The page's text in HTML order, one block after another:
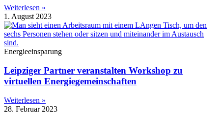
Weiterlesen »
1. August 2023
Energieeinsparung
Leipziger Partner veranstalten Workshop zu
virtuellen Energiegemeinschaften
Weiterlesen »
28. Februar 2023